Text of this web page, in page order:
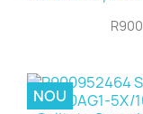
NOU